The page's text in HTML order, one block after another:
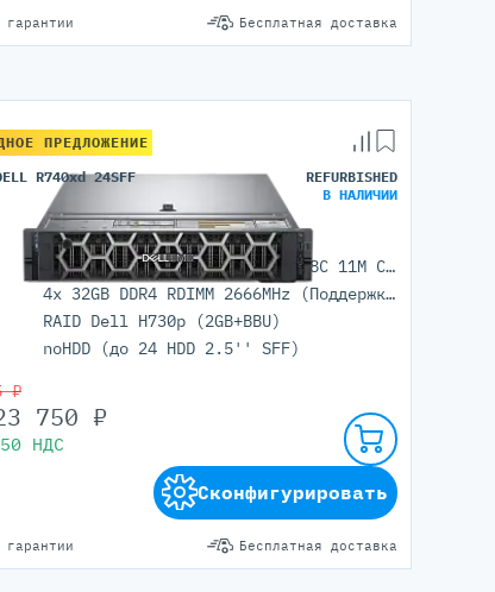
Бесплатная доставка
ПРЕДЛОЖЕНИЕ
R740xd 24SFF
REFURBISHED
В НАЛИЧИИ
2x Intel Xeon Silver 4215R (8C 11M Cache 3.20 GHz)
4x 32GB DDR4 RDIMM 2666MHz (Поддержка до 3072GB максимально, 24 DIMM портов)
RAID Dell H730p (2GB+BBU)
noHDD (до 24 HDD 2.5'' SFF)
Бесплатная доставка
₽
750 ₽
НДС
Сконфигурировать